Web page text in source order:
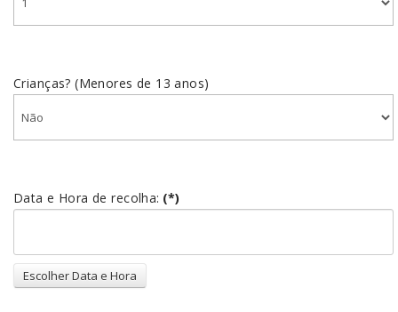
Crianças? (Menores de 13 anos)
Data e Hora de recolha: (*)